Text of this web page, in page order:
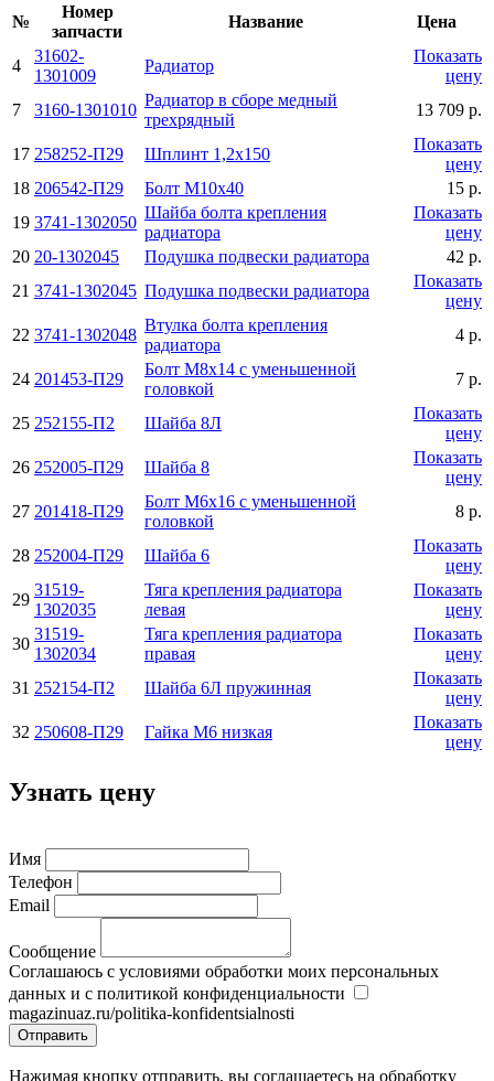
№
Номер
запчасти
Название Цена
4
31602-
1301009
Радиатоp
Показать
цену
7
3160-1301010
Радиатор в сборе медный
трехрядный
13 709 р.
17 258252-П29 Шплинт 1,2х150
Показать
цену
18 206542-П29 Болт М10х40
15 р.
19 3741-1302050
Шайба болта крепления
радиатора
Показать
цену
20 20-1302045 Подушка подвески pадиатоpа
42 р.
21 3741-1302045 Подушка подвески pадиатоpа
Показать
цену
22 3741-1302048
Втулка болта крепления
радиатора
4 р.
24 201453-П29
Болт М8х14 с уменьшенной
головкой
7 р.
25 252155-П2 Шайба 8Л
Показать
цену
26 252005-П29 Шайба 8
Показать
цену
27 201418-П29
Болт М6х16 с уменьшенной
головкой
8 р.
28 252004-П29 Шайба 6
Показать
цену
29
31519-
1302035
Тяга крепления радиатора
левая
Показать
цену
30
31519-
1302034
Тяга крепления радиатора
правая
Показать
цену
31 252154-П2 Шайба 6Л пружинная
Показать
цену
32 250608-П29 Гайка М6 низкая
Показать
цену
Узнать цену
Имя
Телефон
Email
Сообщение
Соглашаюсь с условиями обработки моих персональных
данных и с политикой конфиденциальности
magazinuaz.ru/politika-konfidentsialnosti
Отправить
Нажимая кнопку отправить, вы соглашаетесь на обработку